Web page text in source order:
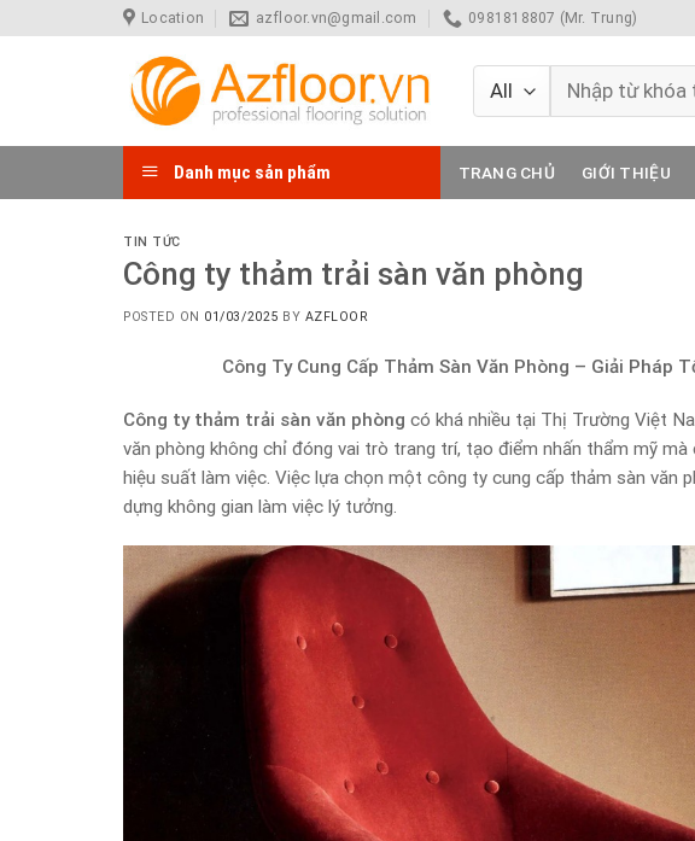
to
Location azfloor.vn@gmail.com 0981818807 (Mr. Trung)
Tìm
kiếm:
Danh mục sản phẩm TRANG CHỦ GIỚI THIỆU
TIN TỨC
Công ty thảm trải sàn văn phòng
POSTED ON 01/03/2025 BY AZFLOOR
Công Ty Cung Cấp Thảm Sàn Văn Phòng – Giải Pháp
Công ty thảm trải sàn văn phòng có khá nhiều tại Thị Trường Việt
văn phòng không chỉ đóng vai trò trang trí, tạo điểm nhấn thẩm mỹ
hiệu suất làm việc. Việc lựa chọn một công ty cung cấp thảm sàn văn
dựng không gian làm việc lý tưởng.